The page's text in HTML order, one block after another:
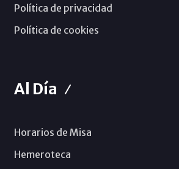
Política de privacidad
Política de cookies
Al Día
Horarios de Misa
Hemeroteca